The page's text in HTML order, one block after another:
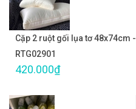
Cặp 2 ruột gối lụa tơ 48x74cm -
RTG02901
420.000₫